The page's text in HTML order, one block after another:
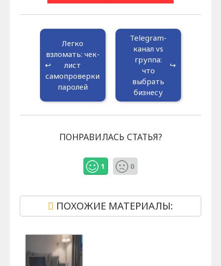
Легко
взломать: чек-
лист
самопроверки
паролей
Telegram-
канал vs
группа:
что
выбрать
бизнесу
ПОНРАВИЛАСЬ СТАТЬЯ?
1 0
ПОХОЖИЕ МАТЕРИАЛЫ: